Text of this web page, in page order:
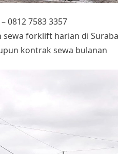
0812 7583 3357
sewa forklift harian di
kontrak sewa bulanan